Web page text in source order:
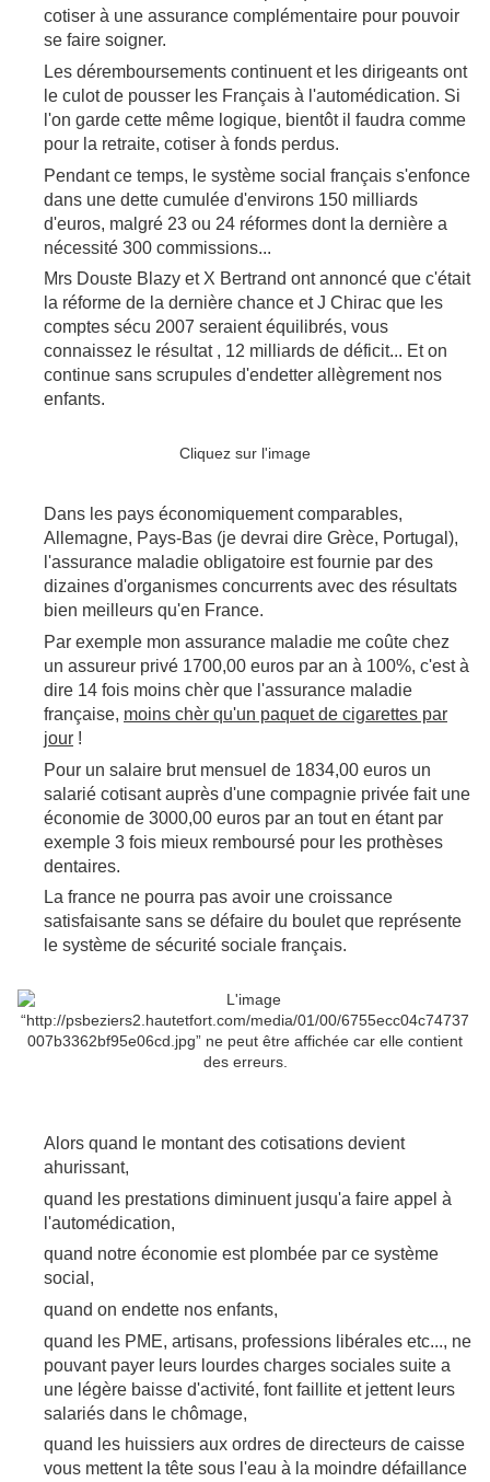
cotiser à une assurance complémentaire pour pouvoir
se faire soigner.
Les déremboursements continuent et les dirigeants ont
le culot de pousser les Français à l'automédication. Si
l'on garde cette même logique, bientôt il faudra comme
pour la retraite, cotiser à fonds perdus.
Pendant ce temps, le système social français s'enfonce
dans une dette cumulée d'environs 150 milliards
d'euros, malgré 23 ou 24 réformes dont la dernière a
nécessité 300 commissions...
Mrs Douste Blazy et X Bertrand ont annoncé que c'était
la réforme de la dernière chance et J Chirac que les
comptes sécu 2007 seraient équilibrés, vous
connaissez le résultat , 12 milliards de déficit... Et on
continue sans scrupules d'endetter allègrement nos
enfants.
Cliquez sur l'image
Dans les pays économiquement comparables,
Allemagne, Pays-Bas (je devrai dire Grèce, Portugal),
l'assurance maladie obligatoire est fournie par des
dizaines d'organismes concurrents avec des résultats
bien meilleurs qu'en France.
Par exemple mon assurance maladie me coûte chez
un assureur privé 1700,00 euros par an à 100%, c'est à
dire 14 fois moins chèr que l'assurance maladie
française, moins chèr qu'un paquet de cigarettes par
jour !
Pour un salaire brut mensuel de 1834,00 euros un
salarié cotisant auprès d'une compagnie privée fait une
économie de 3000,00 euros par an tout en étant par
exemple 3 fois mieux remboursé pour les prothèses
dentaires.
La france ne pourra pas avoir une croissance
satisfaisante sans se défaire du boulet que représente
le système de sécurité sociale français.
Alors quand le montant des cotisations devient
ahurissant,
quand les prestations diminuent jusqu'a faire appel à
l'automédication,
quand notre économie est plombée par ce système
social,
quand on endette nos enfants,
quand les PME, artisans, professions libérales etc..., ne
pouvant payer leurs lourdes charges sociales suite a
une légère baisse d'activité, font faillite et jettent leurs
salariés dans le chômage,
quand les huissiers aux ordres de directeurs de caisse
vous mettent la tête sous l'eau à la moindre défaillance